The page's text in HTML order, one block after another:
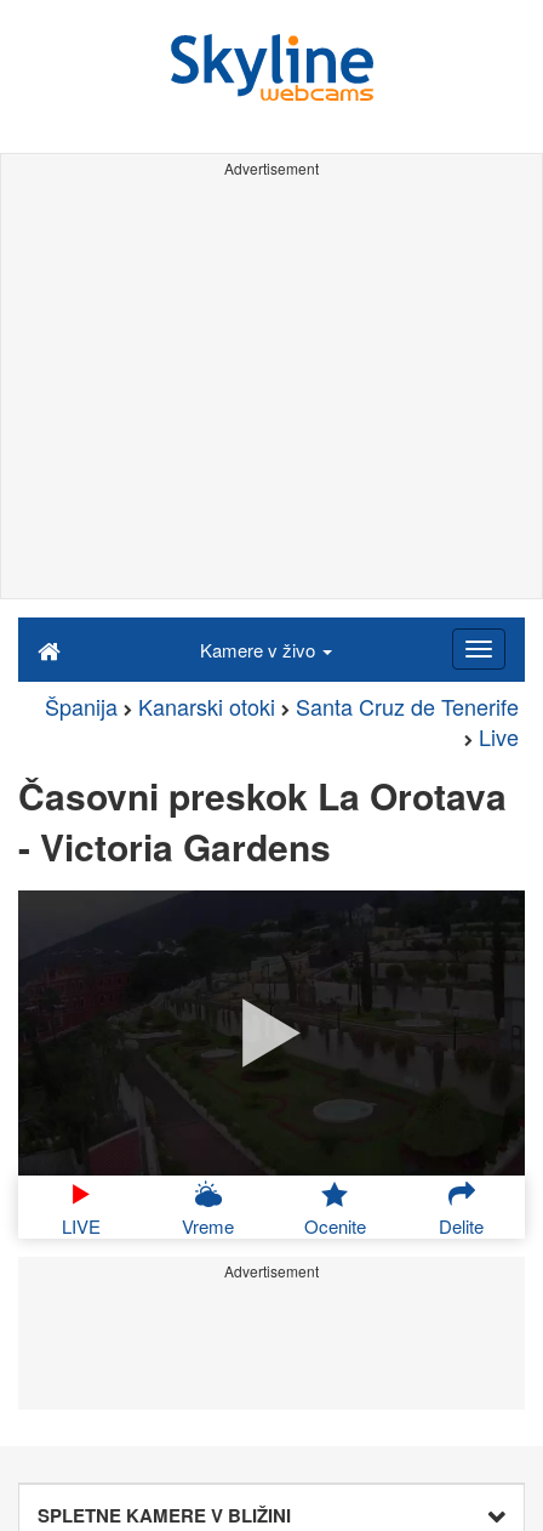
Advertisement
Kamere v živo
Španija Kanarski otoki
Santa Cruz de Tenerife
Live
Časovni preskok La Orotava
- Victoria Gardens
LIVE Vreme Ocenite Delite
Advertisement
SPLETNE KAMERE V BLIŽINI